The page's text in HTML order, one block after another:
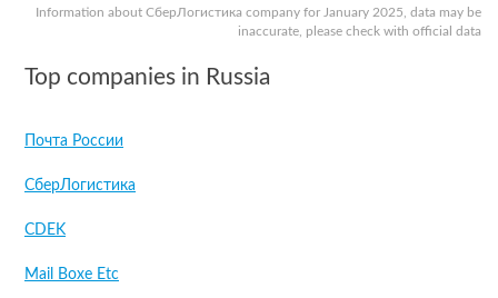
Information about СберЛогистика company for January 2025, data may be
inaccurate, please check with official data
Top companies in Russia
Почта России
СберЛогистика
CDEK
Mail Boxe Etc